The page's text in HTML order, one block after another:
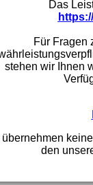
Das
Für Fragen
stehen wir Ihnen
den